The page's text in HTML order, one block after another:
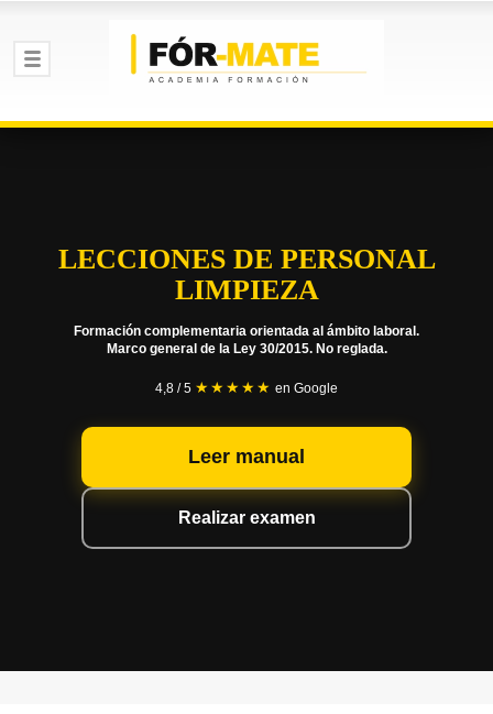
LECCIONES DE PERSONAL
LIMPIEZA
Formación complementaria orientada al ámbito laboral.
Marco general de la Ley 30/2015. No reglada.
4,8 / 5 ★★★★★ en Google
Leer manual
Realizar examen